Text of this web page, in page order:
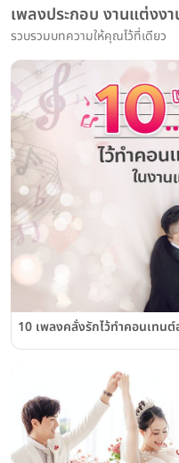
เพลงประกอบ งานแต่งงา
รวบรวมบทความให้คุณไว้ที่เดียว
10 เพลงคลั่งรักไว้ทำคอนเทน